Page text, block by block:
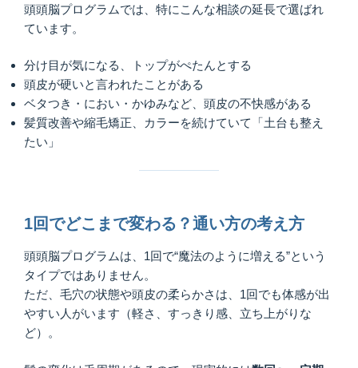
頭頭脳プログラムでは、特にこんな相談の延長で選ばれ
ています。
分け目が気になる、トップがぺたんとする
頭皮が硬いと言われたことがある
ベタつき・におい・かゆみなど、頭皮の不快感がある
髪質改善や縮毛矯正、カラーを続けていて「土台も整え
たい」
1回でどこまで変わる？通い方の考え方
頭頭脳プログラムは、1回で“魔法のように増える”という
タイプではありません。
ただ、毛穴の状態や頭皮の柔らかさは、1回でも体感が出
やすい人がいます（軽さ、すっきり感、立ち上がりな
ど）。